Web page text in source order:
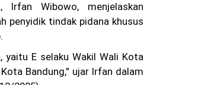
Irfan Wibowo, menjelaskan
penyidik tindak pidana khusus
yaitu E selaku Wakil Wali Kota
Bandung,” ujar Irfan dalam